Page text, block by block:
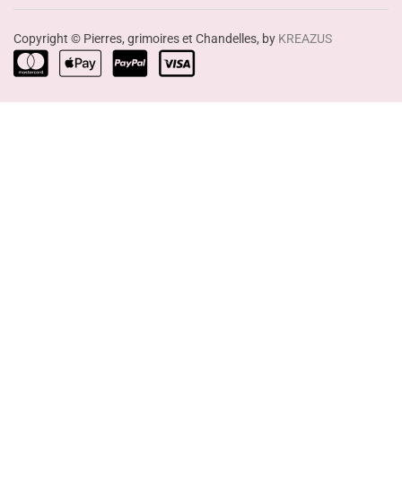
Copyright © Pierres, grimoires et Chandelles, by KREAZUS